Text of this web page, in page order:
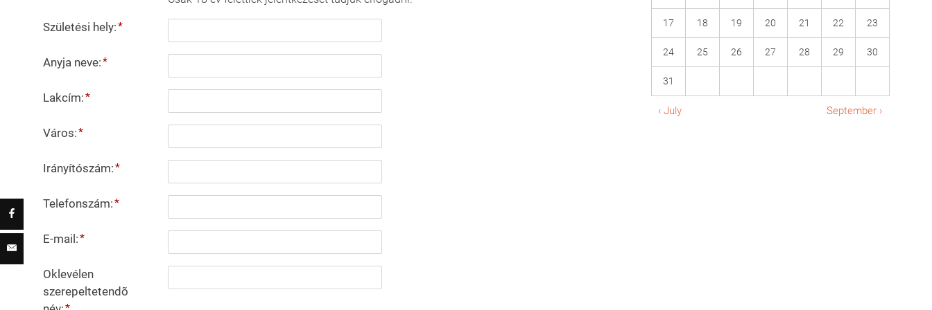
Születési hely:*
Anyja neve:*
Lakcím:*
Város:*
Irányítószám:*
Telefonszám:*
E-mail :*
Oklevélen
szerepeltetendõ
17 18 19 20 21 22 23
24 25 26 27 28 29 30
31
‹ July September ›